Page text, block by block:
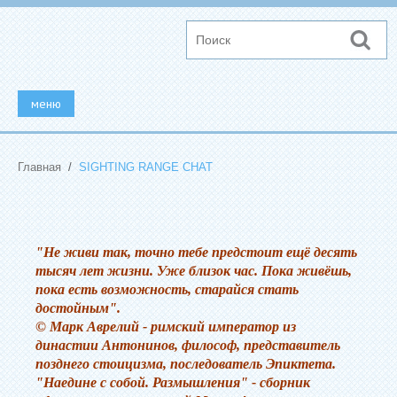
меню
ГЛАВНАЯ
ПОДРОБНЕЕ ОБО МНЕ
СТОИМОСТЬ ПРИЁМА
С ЧЕМ Я РАБОТАЮ
ТЕХНИКИ И АВТОРСКИЕ ПРОЕКТЫ
SIGHTING RANGE CHAT
ПРАВИЛА ДЛЯ ЗАПИСИ НА ПРИЁМ
Главная / SIGHTING RANGE CHAT
"Не живи так, точно тебе предстоит ещё десять
тысяч лет жизни. Уже близок час. Пока живёшь,
пока есть возможность, старайся стать
достойным".
© Марк Аврелий - римский император из
династии Антонинов, философ, представитель
позднего стоицизма, последователь Эпиктета.
"Наедине с собой. Размышления" - сборник